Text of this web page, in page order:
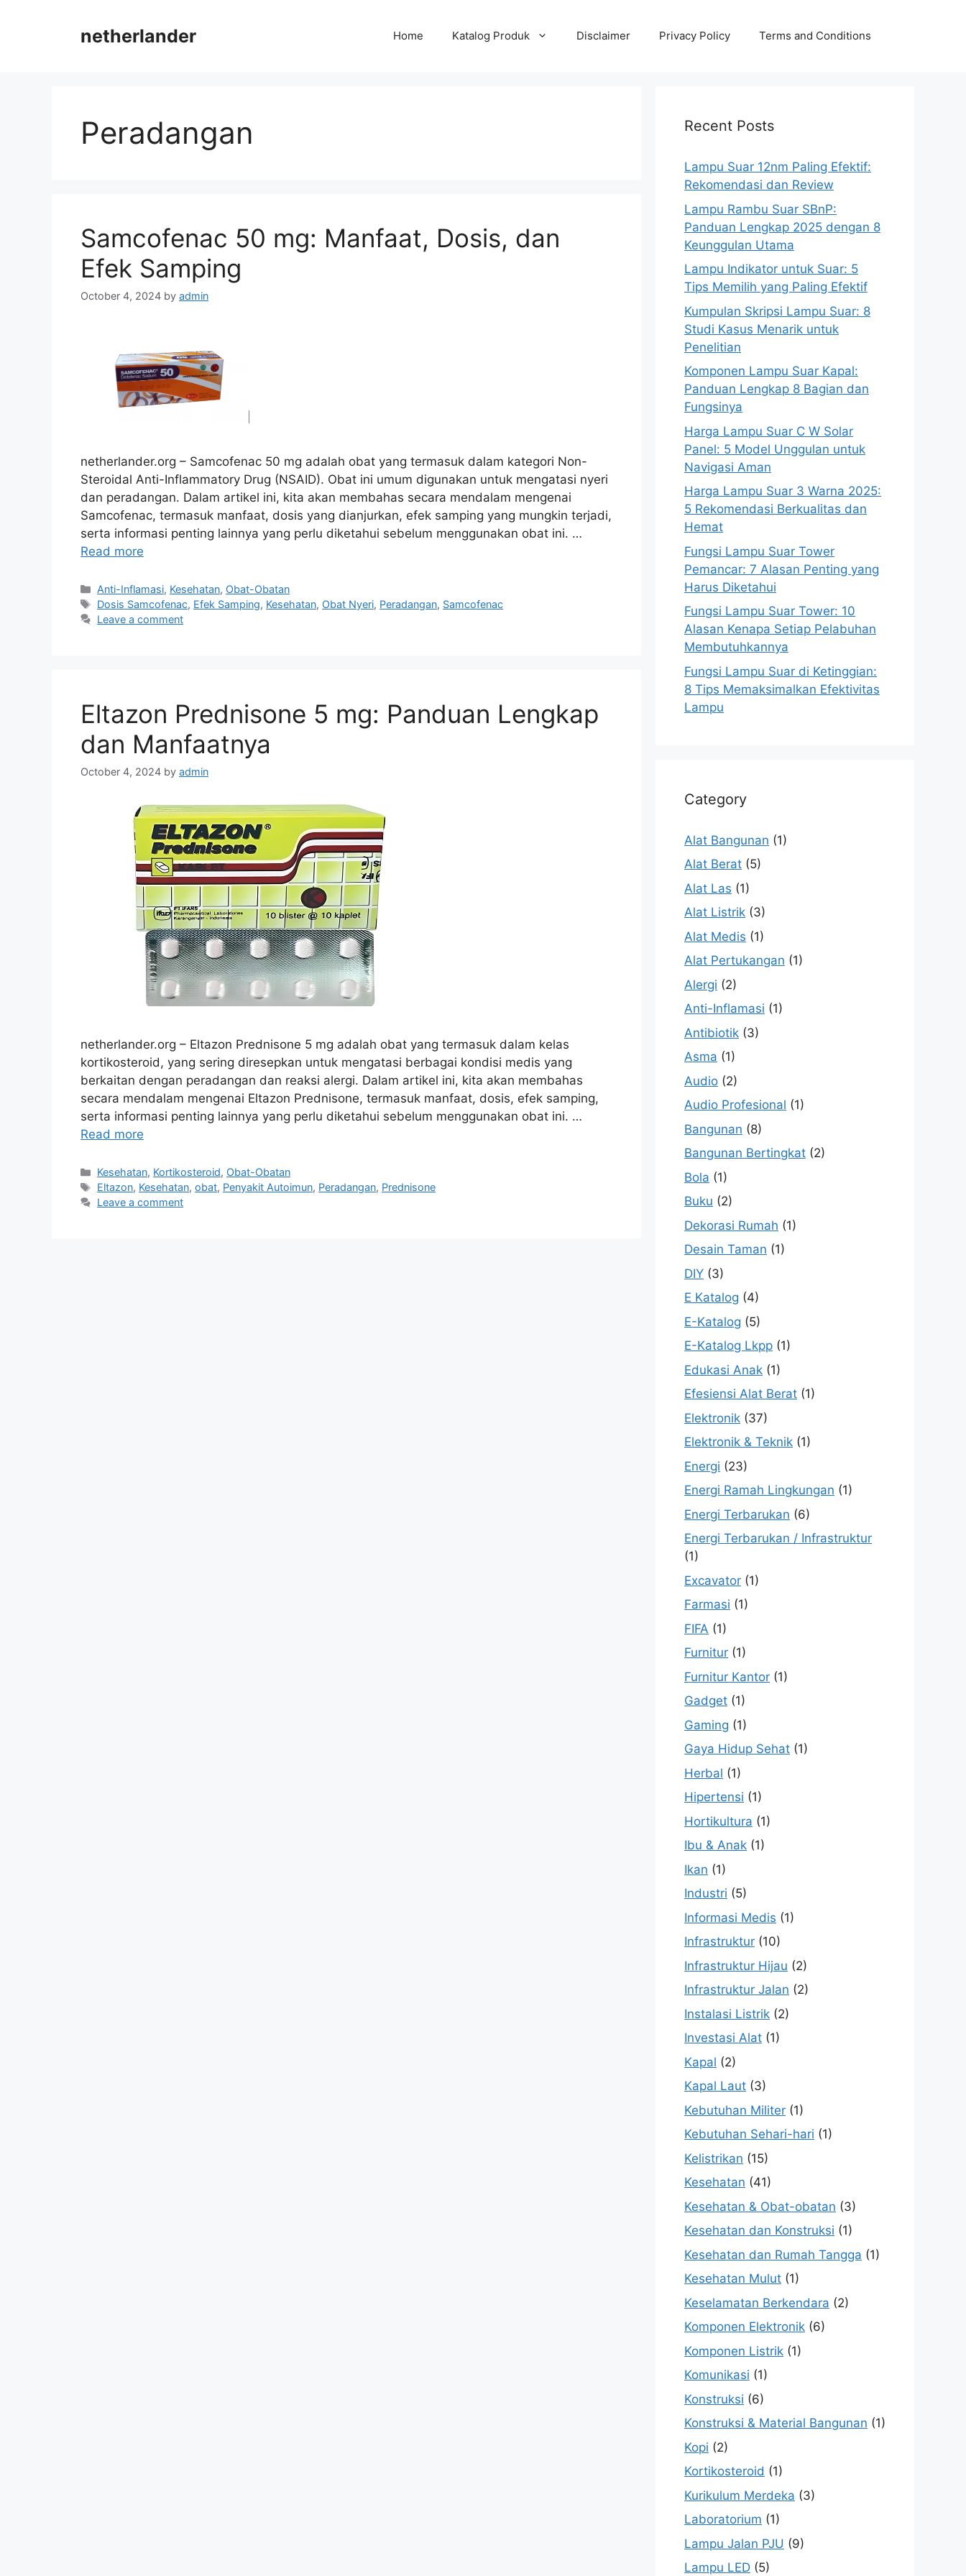
netherlander Home Katalog Produk Disclaimer Privacy Policy Terms and Conditions
Peradangan
Samcofenac 50 mg: Manfaat, Dosis, dan
Efek Samping
October 4, 2024 by admin
netherlander.org – Samcofenac 50 mg adalah obat yang termasuk dalam kategori Non-
Steroidal Anti-Inflammatory Drug (NSAID). Obat ini umum digunakan untuk mengatasi nyeri
dan peradangan. Dalam artikel ini, kita akan membahas secara mendalam mengenai
Samcofenac, termasuk manfaat, dosis yang dianjurkan, efek samping yang mungkin terjadi,
serta informasi penting lainnya yang perlu diketahui sebelum menggunakan obat ini. …
Read more
Categories
Anti-Inflamasi, Kesehatan, Obat-Obatan
Tags
Dosis Samcofenac, Efek Samping, Kesehatan, Obat Nyeri, Peradangan, Samcofenac
Leave a comment
Eltazon Prednisone 5 mg: Panduan Lengkap
dan Manfaatnya
October 4, 2024 by admin
netherlander.org – Eltazon Prednisone 5 mg adalah obat yang termasuk dalam kelas
kortikosteroid, yang sering diresepkan untuk mengatasi berbagai kondisi medis yang
berkaitan dengan peradangan dan reaksi alergi. Dalam artikel ini, kita akan membahas
secara mendalam mengenai Eltazon Prednisone, termasuk manfaat, dosis, efek samping,
serta informasi penting lainnya yang perlu diketahui sebelum menggunakan obat ini. …
Read more
Categories
Kesehatan, Kortikosteroid, Obat-Obatan
Tags
Eltazon, Kesehatan,obat, Penyakit Autoimun, Peradangan, Prednisone
Leave a comment
Recent Posts
Lampu Suar 12nm Paling Efektif:
Rekomendasi dan Review
Lampu Rambu Suar SBnP:
Panduan Lengkap 2025 dengan 8
Keunggulan Utama
Lampu Indikator untuk Suar: 5
Tips Memilih yang Paling Efektif
Kumpulan Skripsi Lampu Suar: 8
Studi Kasus Menarik untuk
Penelitian
Komponen Lampu Suar Kapal:
Panduan Lengkap 8 Bagian dan
Fungsinya
Harga Lampu Suar C W Solar
Panel: 5 Model Unggulan untuk
Navigasi Aman
Harga Lampu Suar 3 Warna 2025:
5 Rekomendasi Berkualitas dan
Hemat
Fungsi Lampu Suar Tower
Pemancar: 7 Alasan Penting yang
Harus Diketahui
Fungsi Lampu Suar Tower: 10
Alasan Kenapa Setiap Pelabuhan
Membutuhkannya
Fungsi Lampu Suar di Ketinggian:
8 Tips Memaksimalkan Efektivitas
Lampu
Category
Alat Bangunan (1)
Alat Berat (5)
Alat Las (1)
Alat Listrik (3)
Alat Medis (1)
Alat Pertukangan (1)
Alergi (2)
Anti-Inflamasi (1)
Antibiotik (3)
Asma (1)
Audio (2)
Audio Profesional (1)
Bangunan (8)
Bangunan Bertingkat (2)
Bola (1)
Buku (2)
Dekorasi Rumah (1)
Desain Taman (1)
DIY (3)
E Katalog (4)
E-Katalog (5)
E-Katalog Lkpp (1)
Edukasi Anak (1)
Efesiensi Alat Berat (1)
Elektronik (37)
Elektronik & Teknik (1)
Energi (23)
Energi Ramah Lingkungan (1)
Energi Terbarukan (6)
Energi Terbarukan / Infrastruktur
(1)
Excavator (1)
Farmasi (1)
FIFA (1)
Furnitur (1)
Furnitur Kantor (1)
Gadget (1)
Gaming (1)
Gaya Hidup Sehat (1)
Herbal (1)
Hipertensi (1)
Hortikultura (1)
Ibu & Anak (1)
Ikan (1)
Industri (5)
Informasi Medis (1)
Infrastruktur (10)
Infrastruktur Hijau (2)
Infrastruktur Jalan (2)
Instalasi Listrik (2)
Investasi Alat (1)
Kapal (2)
Kapal Laut (3)
Kebutuhan Militer (1)
Kebutuhan Sehari-hari (1)
Kelistrikan (15)
Kesehatan (41)
Kesehatan & Obat-obatan (3)
Kesehatan dan Konstruksi (1)
Kesehatan dan Rumah Tangga (1)
Kesehatan Mulut (1)
Keselamatan Berkendara (2)
Komponen Elektronik (6)
Komponen Listrik (1)
Komunikasi (1)
Konstruksi (6)
Konstruksi & Material Bangunan (1)
Kopi (2)
Kortikosteroid (1)
Kurikulum Merdeka (3)
Laboratorium (1)
Lampu Jalan PJU (9)
Lampu LED (5)